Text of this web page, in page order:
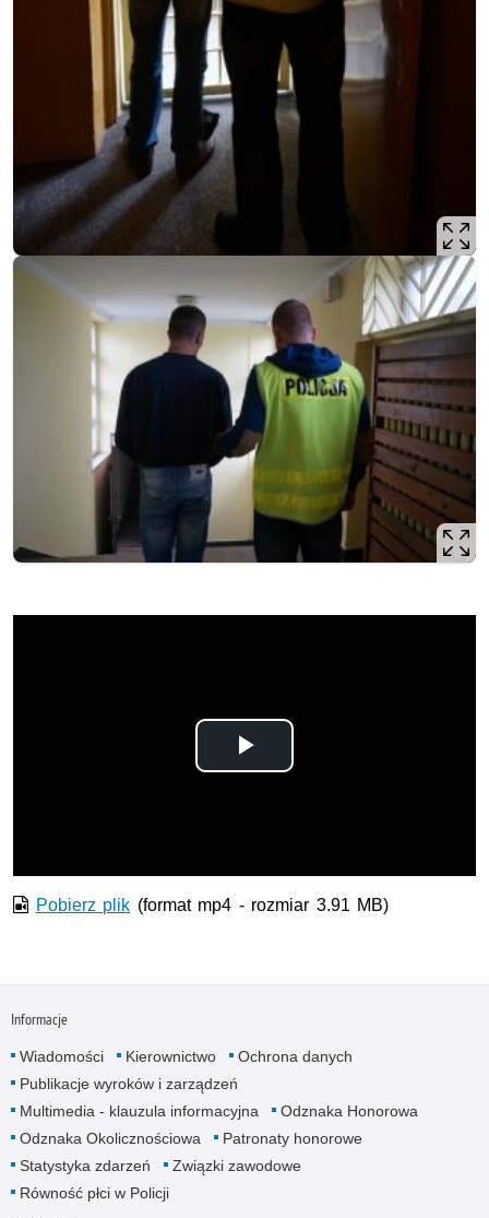
Odtwórz
Pobierz plik (format mp4 - rozmiar 3.91 MB)
Informacje
Wiadomości Kierownictwo
Ochrona danych
Publikacje wyroków i zarządzeń
Multimedia - klauzula informacyjna
Odznaka Honorowa
Odznaka Okolicznościowa
Patronaty honorowe
Statystyka zdarzeń
Związki zawodowe
Równość płci w Policji